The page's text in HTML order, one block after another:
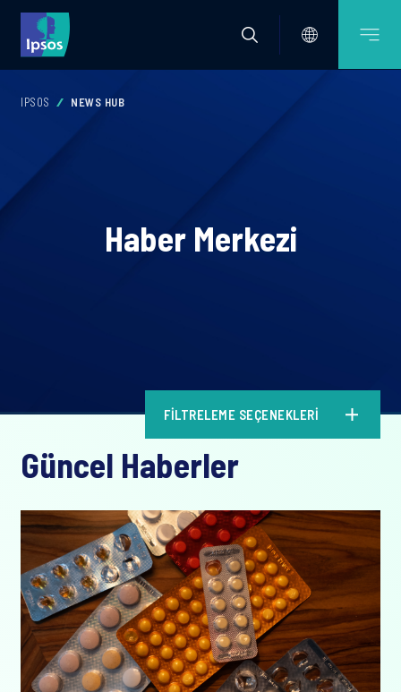
IPSOS NEWS HUB
Haber Merkezi
FILTRELEME SEÇENEKLERI
Güncel Haberler